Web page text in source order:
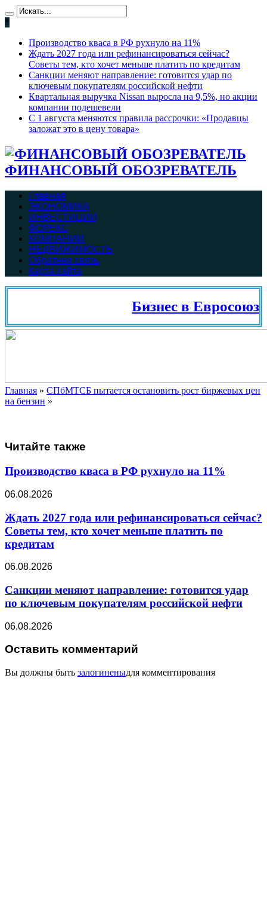
*
Производство кваса в РФ рухнуло на 11%
Ждать 2027 года или рефинансироваться сейчас?
Советы тем, кто хочет меньше платить по кредитам
Санкции меняют направление: готовится удар по
ключевым покупателям российской нефти
Квартальная выручка Nissan выросла на 9,5%, но акции
компании подешевели
С 1 августа меняются правила рассрочки: «Продавцы
заложат это в цену товара»
ФИНАНСОВЫЙ ОБОЗРЕВАТЕЛЬ
Главная
ЭКОНОМИКА
ИНВЕСТИЦИИ
ФОРЕКС
КОМПАНИИ
НЕДВИЖИМОСТЬ
Обратная связь
Карта сайта
Бизнес в
Главная » СПбМТСБ пытается остановить рост биржевых цен
на бензин »
Читайте также
Производство кваса в РФ рухнуло на 11%
06.08.2026
Ждать 2027 года или рефинансироваться сейчас?
Советы тем, кто хочет меньше платить по
кредитам
06.08.2026
Санкции меняют направление: готовится удар
по ключевым покупателям российской нефти
06.08.2026
Оставить комментарий
Вы должны быть залогиненыдля комментирования